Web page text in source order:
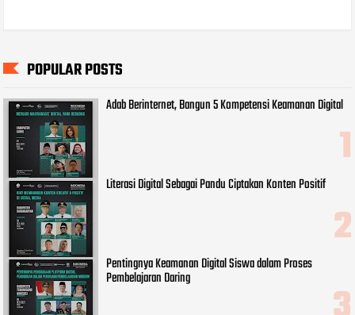
POPULAR POSTS
Adab Berinternet, Bangun 5 Kompetensi Keamanan Digital
Literasi Digital Sebagai Pandu Ciptakan Konten Positif
Pentingnya Keamanan Digital Siswa dalam Proses
Pembelajaran Daring